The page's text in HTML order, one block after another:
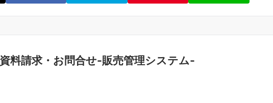
資料請求・お問合せ-販売管理システム-